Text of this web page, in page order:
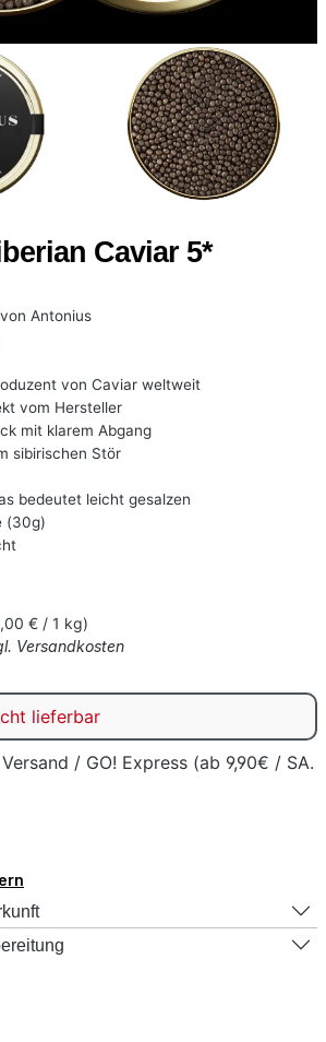
Caviar 5*
Antonius
von Caviar weltweit
vom Hersteller
mit klarem Abgang
sibirischen Stör
bedeutet leicht gesalzen
(30g)
€ / 1 kg)
Versandkosten
lieferbar
/ GO! Express (ab 9,90€ / SA.
nicht verfügbar.)